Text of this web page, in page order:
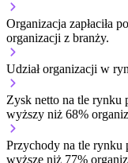
Organizacja zapłaciła
organizacji z branży.
Udział organizacji w
Zysk netto na tle rynku
wyższy niż 68%
Przychody na tle rynku
wyższe niż 77%